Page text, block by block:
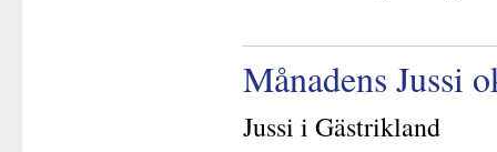
Månadens Jussi
Jussi i Gästrikland